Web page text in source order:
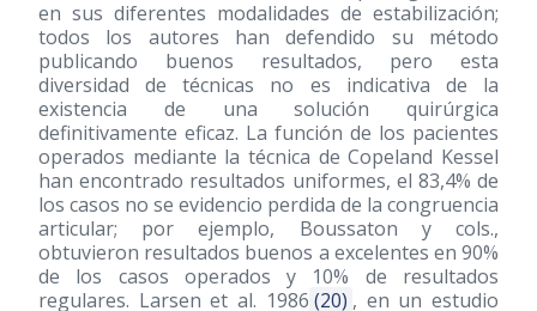
en sus diferentes modalidades de estabilización;
todos los autores han defendido su método
publicando buenos resultados, pero esta
diversidad de técnicas no es indicativa de la
existencia de una solución quirúrgica
definitivamente eficaz. La función de los pacientes
operados mediante la técnica de Copeland Kessel
han encontrado resultados uniformes, el 83,4% de
los casos no se evidencio perdida de la congruencia
articular; por ejemplo, Boussaton y cols.,
obtuvieron resultados buenos a excelentes en 90%
de los casos operados y 10% de resultados
regulares. Larsen et al. 1986 (20) , en un estudio